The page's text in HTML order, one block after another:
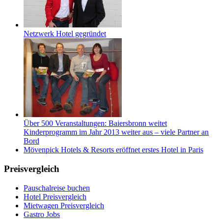
Netzwerk Hotel gegründet
Über 500 Veranstaltungen: Baiersbronn weitet
Kinderprogramm im Jahr 2013 weiter aus – viele Partner an
Bord
Mövenpick Hotels & Resorts eröffnet erstes Hotel in Paris
Preisvergleich
Pauschalreise buchen
Hotel Preisvergleich
Mietwagen Preisvergleich
Gastro Jobs